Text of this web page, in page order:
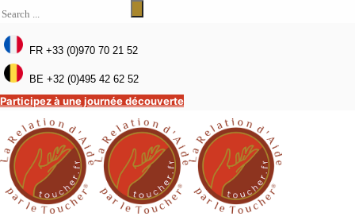
FR +33 (0)970 70 21 52
BE +32 (0)495 42 62 52
Participez à une journée découverte